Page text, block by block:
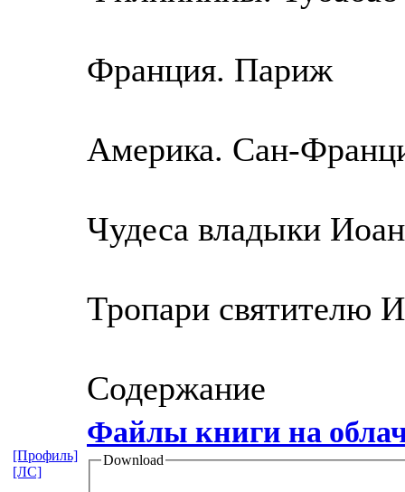
Франция. Париж
Америка. Сан-
Чудеса владыки
Тропари святителю
Содержание
Файлы книги на
Download
[Профиль]
[ЛС]